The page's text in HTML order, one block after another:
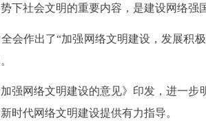
下社会文明的重要内容，是建设网络强
会作出了“加强网络文明建设，发展积
强网络文明建设的意见》印发，进一
时代网络文明建设提供有力指导。